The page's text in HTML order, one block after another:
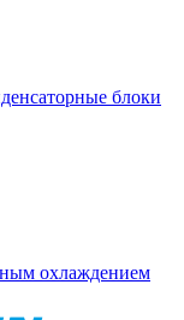
блоки
охлаждением